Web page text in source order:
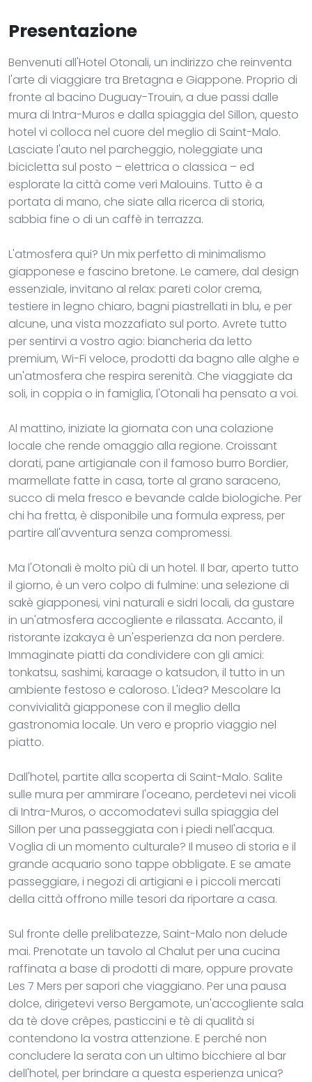
Presentazione
Benvenuti all'Hotel Otonali, un indirizzo che reinventa
l'arte di viaggiare tra Bretagna e Giappone. Proprio di
fronte al bacino Duguay-Trouin, a due passi dalle
mura di Intra-Muros e dalla spiaggia del Sillon, questo
hotel vi colloca nel cuore del meglio di Saint-Malo.
Lasciate l'auto nel parcheggio, noleggiate una
bicicletta sul posto – elettrica o classica – ed
esplorate la città come veri Malouins. Tutto è a
portata di mano, che siate alla ricerca di storia,
sabbia fine o di un caffè in terrazza.
L'atmosfera qui? Un mix perfetto di minimalismo
giapponese e fascino bretone. Le camere, dal design
essenziale, invitano al relax: pareti color crema,
testiere in legno chiaro, bagni piastrellati in blu, e per
alcune, una vista mozzafiato sul porto. Avrete tutto
per sentirvi a vostro agio: biancheria da letto
premium, Wi-Fi veloce, prodotti da bagno alle alghe e
un'atmosfera che respira serenità. Che viaggiate da
soli, in coppia o in famiglia, l'Otonali ha pensato a voi.
Al mattino, iniziate la giornata con una colazione
locale che rende omaggio alla regione. Croissant
dorati, pane artigianale con il famoso burro Bordier,
marmellate fatte in casa, torte al grano saraceno,
succo di mela fresco e bevande calde biologiche. Per
chi ha fretta, è disponibile una formula express, per
partire all'avventura senza compromessi.
Ma l'Otonali è molto più di un hotel. Il bar, aperto tutto
il giorno, è un vero colpo di fulmine: una selezione di
sakè giapponesi, vini naturali e sidri locali, da gustare
in un'atmosfera accogliente e rilassata. Accanto, il
ristorante izakaya è un'esperienza da non perdere.
Immaginate piatti da condividere con gli amici:
tonkatsu, sashimi, karaage o katsudon, il tutto in un
ambiente festoso e caloroso. L'idea? Mescolare la
convivialità giapponese con il meglio della
gastronomia locale. Un vero e proprio viaggio nel
piatto.
Dall'hotel, partite alla scoperta di Saint-Malo. Salite
sulle mura per ammirare l'oceano, perdetevi nei vicoli
di Intra-Muros, o accomodatevi sulla spiaggia del
Sillon per una passeggiata con i piedi nell'acqua.
Voglia di un momento culturale? Il museo di storia e il
grande acquario sono tappe obbligate. E se amate
passeggiare, i negozi di artigiani e i piccoli mercati
della città offrono mille tesori da riportare a casa.
Sul fronte delle prelibatezze, Saint-Malo non delude
mai. Prenotate un tavolo al Chalut per una cucina
raffinata a base di prodotti di mare, oppure provate
Les 7 Mers per sapori che viaggiano. Per una pausa
dolce, dirigetevi verso Bergamote, un'accogliente sala
da tè dove crêpes, pasticcini e tè di qualità si
contendono la vostra attenzione. E perché non
concludere la serata con un ultimo bicchiere al bar
dell'hotel, per brindare a questa esperienza unica?